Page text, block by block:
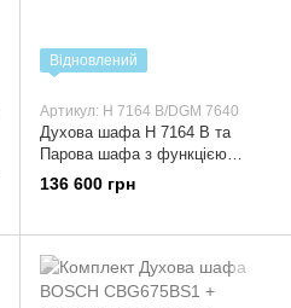
Відновлений
Артикул: H 7164 B/DGM 7640
Духова шафа H 7164 B та
Парова шафа з функцією
мікрохвильовки DGM 7640
136 600 грн